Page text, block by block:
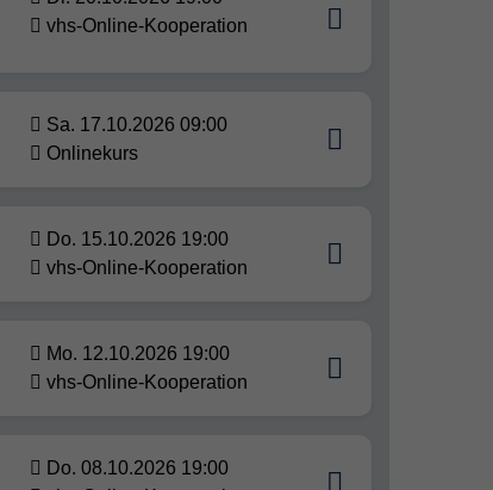
vhs-Online-Kooperation
Sa. 17.10.2026 09:00
Onlinekurs
Do. 15.10.2026 19:00
vhs-Online-Kooperation
Mo. 12.10.2026 19:00
vhs-Online-Kooperation
Do. 08.10.2026 19:00